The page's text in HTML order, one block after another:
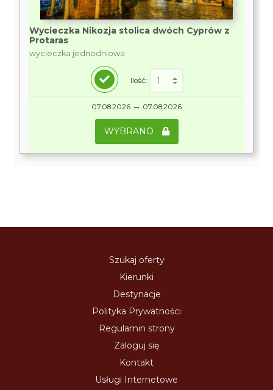
Wycieczka Nikozja stolica dwóch Cyprów z
Protaras
wycieczka jednodniowa
Ilość:
07.08.2026 → 07.08.2026
WYBRANO
Szukaj oferty
Kierunki
Destynacje
Polityka Prywatności
Regulamin strony
Zaloguj się
Kontakt
Usługi Internetowe